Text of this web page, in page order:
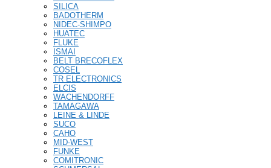
SILICA
BADOTHERM
NIDEC-SHIMPO
HUATEC
FLUKE
ISMAI
BELT BRECOFLEX
COSEL
TR ELECTRONICS
ELCIS
WACHENDORFF
TAMAGAWA
LEINE & LINDE
SUCO
CAHO
MID-WEST
FUNKE
COMITRONIC